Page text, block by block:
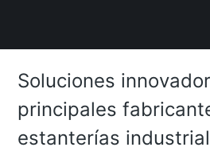
Soluciones
principales
estanterías